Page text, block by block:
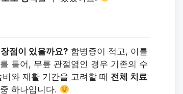
점이 있을까요? 합병증이 적고, 이를
들어, 무릎 관절염인 경우 기존의 수
와 재활 기간을 고려할 때 전체 치료
중 하나입니다.